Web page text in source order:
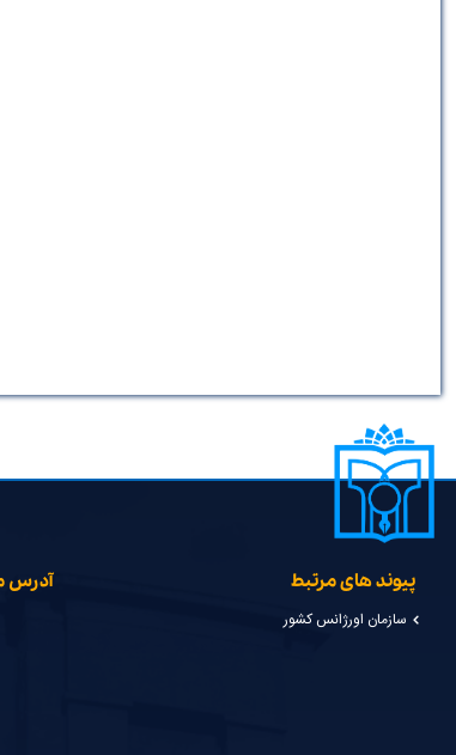
پیوند های مرتبط
سازمان اورژانس کشور
آدرس